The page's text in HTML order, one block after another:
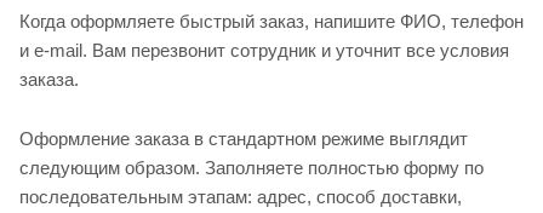
Когда оформляете быстрый заказ, напишите ФИО, телефон
и e-mail. Вам перезвонит сотрудник и уточнит все условия
заказа.
Оформление заказа в стандартном режиме выглядит
следующим образом. Заполняете полностью форму по
последовательным этапам: адрес, способ доставки,